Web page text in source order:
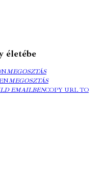
életébe
MEGOSZTÁS
MEGOSZTÁS
EMAILBENCOPY URL TO